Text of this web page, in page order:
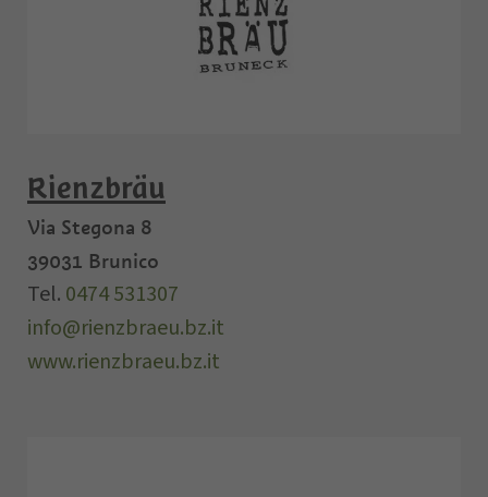
Rienzbräu
Via Stegona 8
39031 Brunico
Tel. 0474 531307
info@rienzbraeu.bz.it
www.rienzbraeu.bz.it